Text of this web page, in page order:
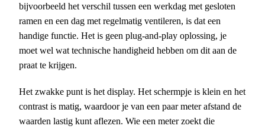
bijvoorbeeld het verschil tussen een werkdag met gesloten
ramen en een dag met regelmatig ventileren, is dat een
handige functie. Het is geen plug-and-play oplossing, je
moet wel wat technische handigheid hebben om dit aan de
praat te krijgen.
Het zwakke punt is het display. Het schermpje is klein en het
contrast is matig, waardoor je van een paar meter afstand de
waarden lastig kunt aflezen. Wie een meter zoekt die